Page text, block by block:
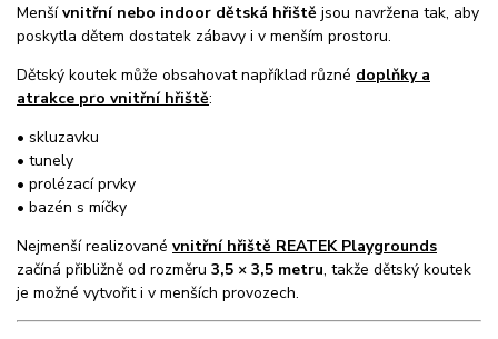
Menšívnitřní nebo indoor dětská hřiště jsou navržena tak, aby
poskytla dětem dostatek zábavy i v menším prostoru.
Dětský koutek může obsahovat například různé doplňky a
atrakce pro vnitřní hřiště:
• skluzavku
• tunely
• prolézací prvky
• bazén s míčky
Nejmenší realizované vnitřní hřiště REATEK Playgrounds
začíná přibližně od rozměru 3,5 × 3,5 metru, takže dětský koutek
je možné vytvořit i v menších provozech.